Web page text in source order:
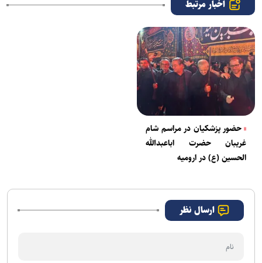
اخبار مرتبط
حضور پزشکیان در مراسم شام
غریبان حضرت اباعبدالله
الحسین (ع) در ارومیه
ارسال نظر